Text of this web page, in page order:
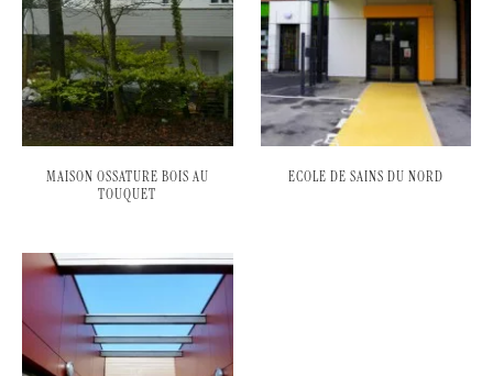
MAISON OSSATURE BOIS AU
TOUQUET
ECOLE DE SAINS DU NORD